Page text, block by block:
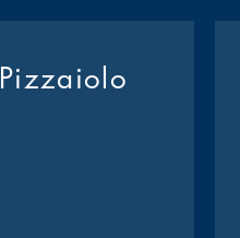
Pizzaiolo